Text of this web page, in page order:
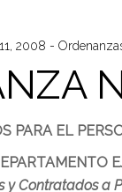
2008
PARA EL
y Contratados a